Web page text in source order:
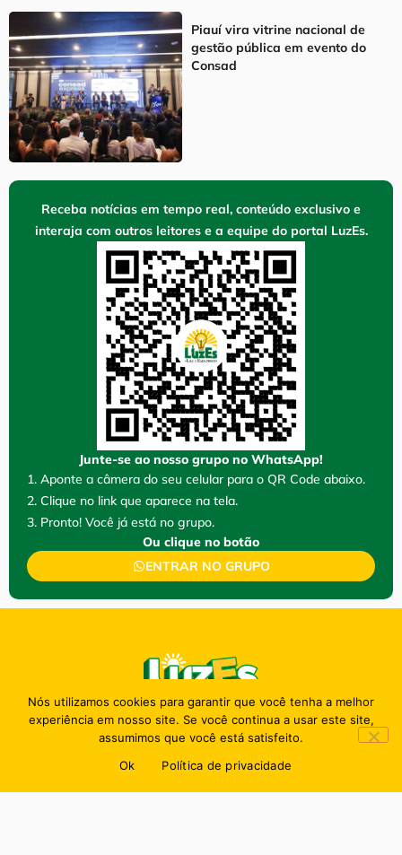
Piauí vira vitrine nacional de
gestão pública em evento do
Consad
Receba notícias em tempo real, conteúdo exclusivo e
interaja com outros leitores e a equipe do portal LuzEs.
Junte-se ao nosso grupo no WhatsApp!
1. Aponte a câmera do seu celular para o QR Code abaixo.
2. Clique no link que aparece na tela.
3. Pronto! Você já está no grupo.
Ou clique no botão
ENTRAR NO GRUPO
Política de privacidade
2026Portal Luz Esperaça - TODOS OS DIREITOS RESENVADOS
Nós utilizamos cookies para garantir que você tenha a melhor
experiência em nosso site. Se você continua a usar este site,
assumimos que você está satisfeito.
Ok
Política de privacidade